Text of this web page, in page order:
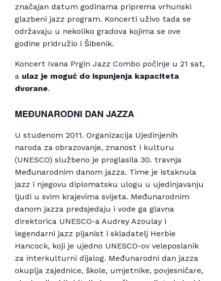
značajan datum godinama priprema vrhunski
glazbeni jazz program. Koncerti uživo tada se
održavaju u nekoliko gradova kojima se ove
godine pridružio i Šibenik.
Koncert Ivana Prgin Jazz Combo počinje u 21 sat,
a ulaz je moguć do ispunjenja kapaciteta
dvorane.
MEĐUNARODNI DAN JAZZA
U studenom 2011. Organizacija Ujedinjenih
naroda za obrazovanje, znanost i kulturu
(UNESCO) službeno je proglasila 30. travnja
Međunarodnim danom jazza. Time je istaknula
jazz i njegovu diplomatsku ulogu u ujedinjavanju
ljudi u svim krajevima svijeta. Međunarodnim
danom jazza predsjedaju i vode ga glavna
direktorica UNESCO-a Audrey Azoulay i
legendarni jazz pijanist i skladatelj Herbie
Hancock, koji je ujedno UNESCO-ov veleposlanik
za interkulturni dijalog. Međunarodni dan jazza
okuplja zajednice, škole, umjetnike, povjesničare,